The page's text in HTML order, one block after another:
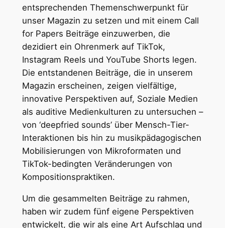
entsprechenden Themenschwerpunkt für
unser Magazin zu setzen und mit einem Call
for Papers Beiträge einzuwerben, die
dezidiert ein Ohrenmerk auf TikTok,
Instagram Reels und YouTube Shorts legen.
Die entstandenen Beiträge, die in unserem
Magazin erscheinen, zeigen vielfältige,
innovative Perspektiven auf, Soziale Medien
als auditive Medienkulturen zu untersuchen –
von ‘deepfried sounds’ über Mensch-Tier-
Interaktionen bis hin zu musikpädagogischen
Mobilisierungen von Mikroformaten und
TikTok-bedingten Veränderungen von
Kompositionspraktiken.
Um die gesammelten Beiträge zu rahmen,
haben wir zudem fünf eigene Perspektiven
entwickelt, die wir als eine Art Aufschlag und